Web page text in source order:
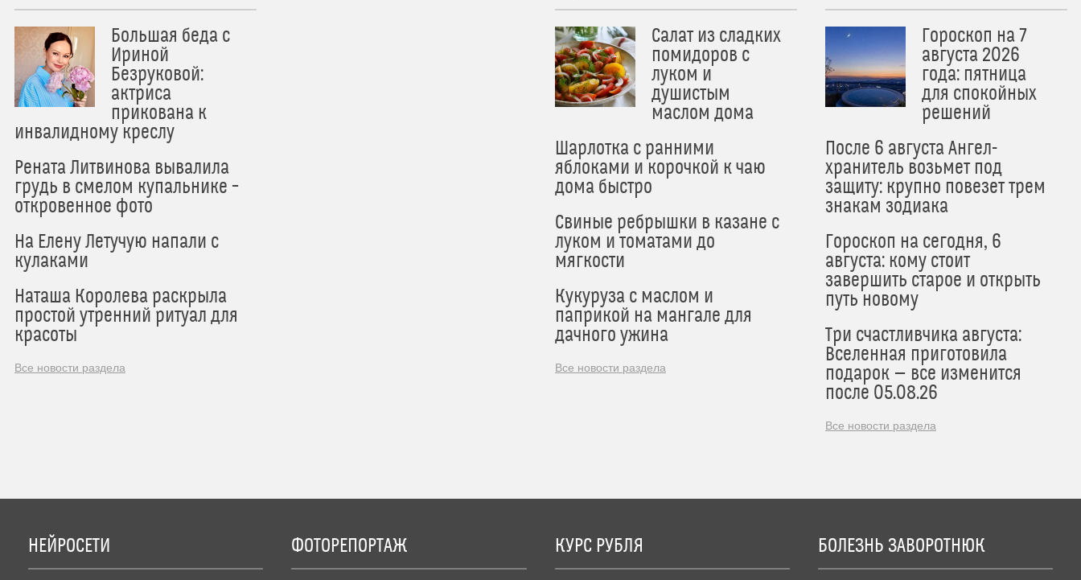
Большая беда с
Ириной
Безруковой:
актриса
прикована к
инвалидному креслу
Рената Литвинова вывалила
грудь в смелом купальнике –
откровенное фото
На Елену Летучую напали с
кулаками
Наташа Королева раскрыла
простой утренний ритуал для
красоты
Все новости раздела
Салат из сладких
помидоров с
луком и
душистым
маслом дома
Шарлотка с ранними
яблоками и корочкой к чаю
дома быстро
Свиные ребрышки в казане с
луком и томатами до
мягкости
Кукуруза с маслом и
паприкой на мангале для
дачного ужина
Все новости раздела
Гороскоп на 7
августа 2026
года: пятница
для спокойных
решений
После 6 августа Ангел-
хранитель возьмет под
защиту: крупно повезет трем
знакам зодиака
Гороскоп на сегодня, 6
августа: кому стоит
завершить старое и открыть
путь новому
Три счастливчика августа:
Вселенная приготовила
подарок — все изменится
после 05.08.26
Все новости раздела
НЕЙРОСЕТИ ФОТОРЕПОРТАЖ КУРС РУБЛЯ БОЛЕЗНЬ ЗАВОРОТНЮК